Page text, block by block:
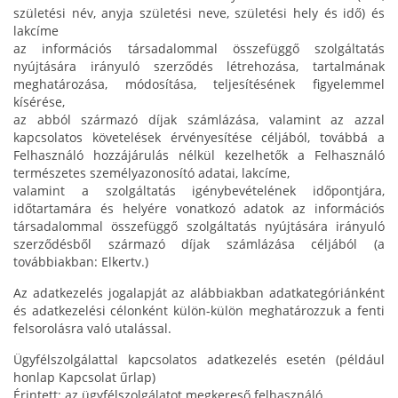
születési név, anyja születési neve, születési hely és idő) és
lakcíme
az információs társadalommal összefüggő szolgáltatás
nyújtására irányuló szerződés létrehozása, tartalmának
meghatározása, módosítása, teljesítésének figyelemmel
kísérése,
az abból származó díjak számlázása, valamint az azzal
kapcsolatos követelések érvényesítése céljából, továbbá a
Felhasználó hozzájárulás nélkül kezelhetők a Felhasználó
természetes személyazonosító adatai, lakcíme,
valamint a szolgáltatás igénybevételének időpontjára,
időtartamára és helyére vonatkozó adatok az információs
társadalommal összefüggő szolgáltatás nyújtására irányuló
szerződésből származó díjak számlázása céljából (a
továbbiakban: Elkertv.)
Az adatkezelés jogalapját az alábbiakban adatkategóriánként
és adatkezelési célonként külön-külön meghatározzuk a fenti
felsorolásra való utalással.
Ügyfélszolgálattal kapcsolatos adatkezelés esetén (például
honlap Kapcsolat űrlap)